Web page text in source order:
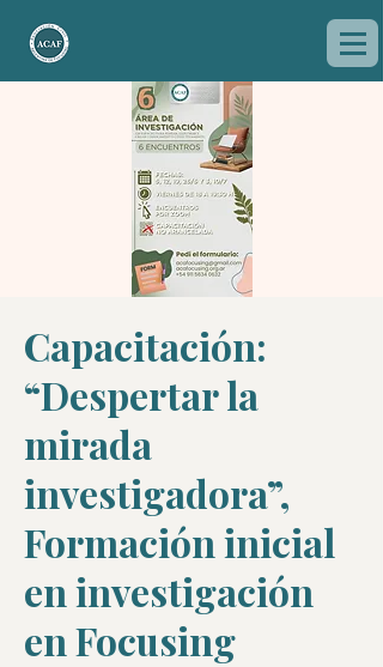
Capacitación:
“Despertar la
mirada
investigadora”,
Formación inicial
en investigación
en Focusing